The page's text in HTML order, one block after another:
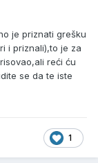
je priznati grešku
i priznali),to je za
reći ću
se da te iste
1